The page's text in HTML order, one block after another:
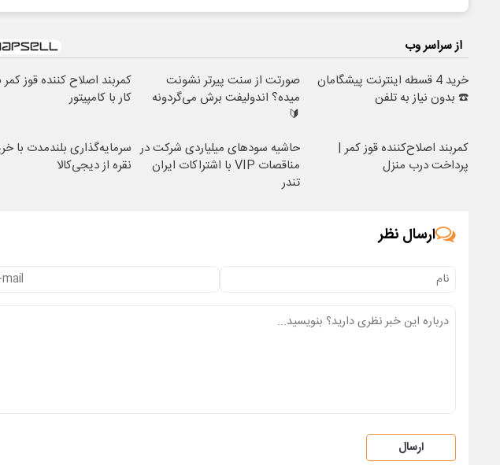
از سراسر وب
خرید 4 قسطه اینترنت پیشگامان
☎️ بدون نیاز به تلفن
صورتت از سنت پیرتر نشونت
میده؟ اندولیفت برش می‌گردونه
🔰
کمربند اصلاح کننده قوز کمر
کار با کامپیتور
کمربند اصلاح‌کننده قوز کمر |
پرداخت درب منزل
حاشیه سودهای میلیاردی شرکت در
مناقصات VIP با اشتراکات ایران
تندر
سرمایه‌گذاری بلندمدت با
نقره از دیجی‌کالا
ارسال نظر
ارسال